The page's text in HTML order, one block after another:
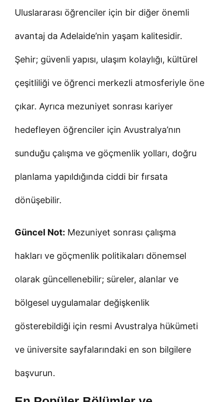
Uluslararası öğrenciler için bir diğer önemli
avantaj da Adelaide’nin yaşam kalitesidir.
Şehir; güvenli yapısı, ulaşım kolaylığı, kültürel
çeşitliliği ve öğrenci merkezli atmosferiyle öne
çıkar. Ayrıca mezuniyet sonrası kariyer
hedefleyen öğrenciler için Avustralya’nın
sunduğu çalışma ve göçmenlik yolları, doğru
planlama yapıldığında ciddi bir fırsata
dönüşebilir.
Güncel Not: Mezuniyet sonrası çalışma
hakları ve göçmenlik politikaları dönemsel
olarak güncellenebilir; süreler, alanlar ve
bölgesel uygulamalar değişkenlik
gösterebildiği için resmi Avustralya hükümeti
ve üniversite sayfalarındaki en son bilgilere
başvurun.